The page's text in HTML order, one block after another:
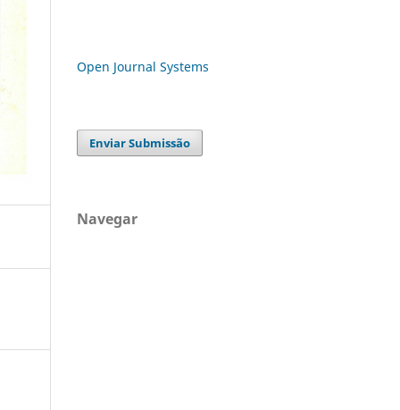
Open Journal Systems
Enviar Submissão
Navegar